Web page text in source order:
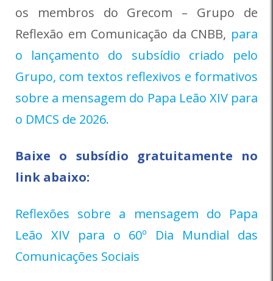
os membros do Grecom – Grupo de
Reflexão em Comunicação da CNBB, para
o lançamento do subsídio criado pelo
Grupo, com textos reflexivos e formativos
sobre a mensagem do Papa Leão XIV para
o DMCS de 2026.
Baixe o subsídio gratuitamente no
link abaixo:
Reflexões sobre a mensagem do Papa
Leão XIV para o 60º Dia Mundial das
Comunicações Sociais